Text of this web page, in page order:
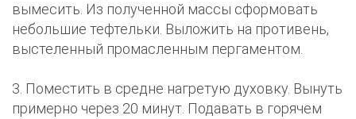
вымесить. Из полученной массы сформовать
небольшие тефтельки. Выложить на противень,
выстеленный промасленным пергаментом.
3. Поместить в средне нагретую духовку. Вынуть
примерно через 20 минут. Подавать в горячем